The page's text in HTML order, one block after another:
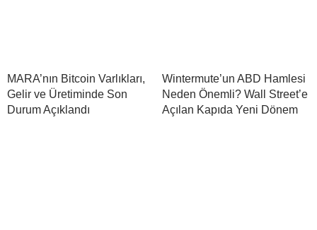
MARA’nın Bitcoin Varlıkları,
Gelir ve Üretiminde Son
Durum Açıklandı
Wintermute’un ABD Hamlesi
Neden Önemli? Wall Street’e
Açılan Kapıda Yeni Dönem